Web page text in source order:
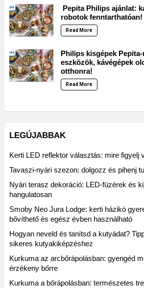
Pepita Philips ajánlat:
robotok fenntarthatóan!
Read More
Philips kisgépek
eszközök, kávégépek
otthonra!
Read More
LEGÚJABBAK
Kerti LED reflektor választás: mire figyelj
Tavaszi-nyári szezon: dolgozz és pihenj
Nyári terasz dekoráció: LED-füzérek és
hangulatosan
Smoby Neo Jura Lodge: kerti házikó
bővíthető és egész évben használható
Hogyan neveld és tanítsd a kutyádat?
sikeres kutyakiképzéshez
Kurkuma az arcbőrápolásban: gyengéd
érzékeny bőrre
Kurkuma a bőrápolásban: természetes